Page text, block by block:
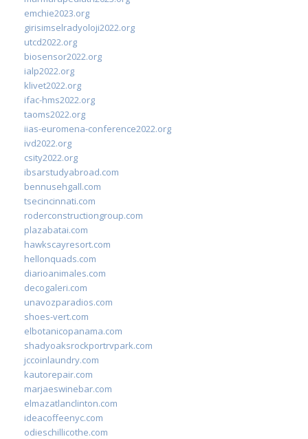
emchie2023.org
girisimselradyoloji2022.org
utcd2022.org
biosensor2022.org
ialp2022.org
klivet2022.org
ifac-hms2022.org
taoms2022.org
iias-euromena-conference2022.org
ivd2022.org
csity2022.org
ibsarstudyabroad.com
bennusehgall.com
tsecincinnati.com
roderconstructiongroup.com
plazabatai.com
hawkscayresort.com
hellonquads.com
diarioanimales.com
decogaleri.com
unavozparadios.com
shoes-vert.com
elbotanicopanama.com
shadyoaksrockportrvpark.com
jccoinlaundry.com
kautorepair.com
marjaeswinebar.com
elmazatlanclinton.com
ideacoffeenyc.com
odieschillicothe.com